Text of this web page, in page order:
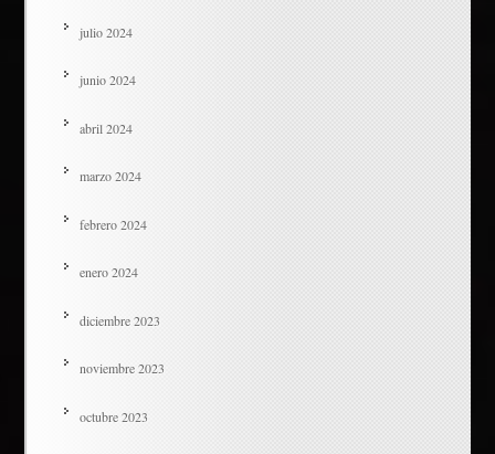
julio 2024
junio 2024
abril 2024
marzo 2024
febrero 2024
enero 2024
diciembre 2023
noviembre 2023
octubre 2023